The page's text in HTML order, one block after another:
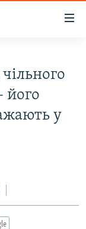
його
у